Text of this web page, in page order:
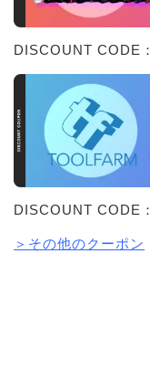
DISCOUNT CODE：
DISCOUNT CODE：
＞その他のクーポン